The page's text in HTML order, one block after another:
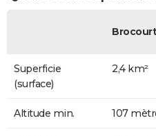
Brocourt
Superficie
(surface)
2,4 km²
Altitude min. 107